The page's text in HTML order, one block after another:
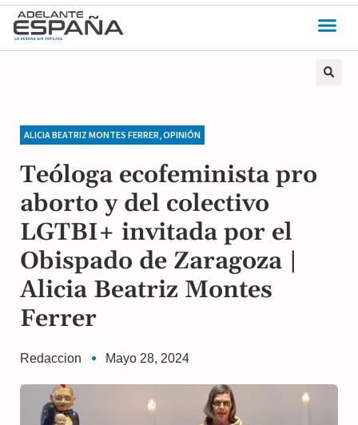
ALICIA BEATRIZ MONTES FERRER OPINIÓN
Teóloga ecofeminista pro
aborto y del colectivo
LGTBI+ invitada por el
Obispado de Zaragoza |
Alicia Beatriz Montes
Ferrer
Redaccion Mayo 28, 2024